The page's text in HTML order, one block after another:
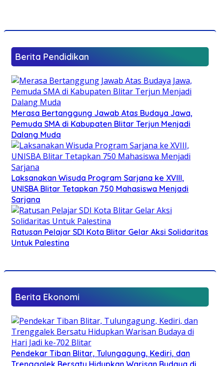
Berita Pendidikan
Merasa Bertanggung Jawab Atas Budaya Jawa,
Pemuda SMA di Kabupaten Blitar Terjun Menjadi
Dalang Muda
Laksanakan Wisuda Program Sarjana ke XVIII,
UNISBA Blitar Tetapkan 750 Mahasiswa Menjadi
Sarjana
Ratusan Pelajar SDI Kota Blitar Gelar Aksi Solidaritas
Untuk Palestina
Berita Ekonomi
Pendekar Tiban Blitar, Tulungagung, Kediri, dan
Trenggalek Bersatu Hidupkan Warisan Budaya di